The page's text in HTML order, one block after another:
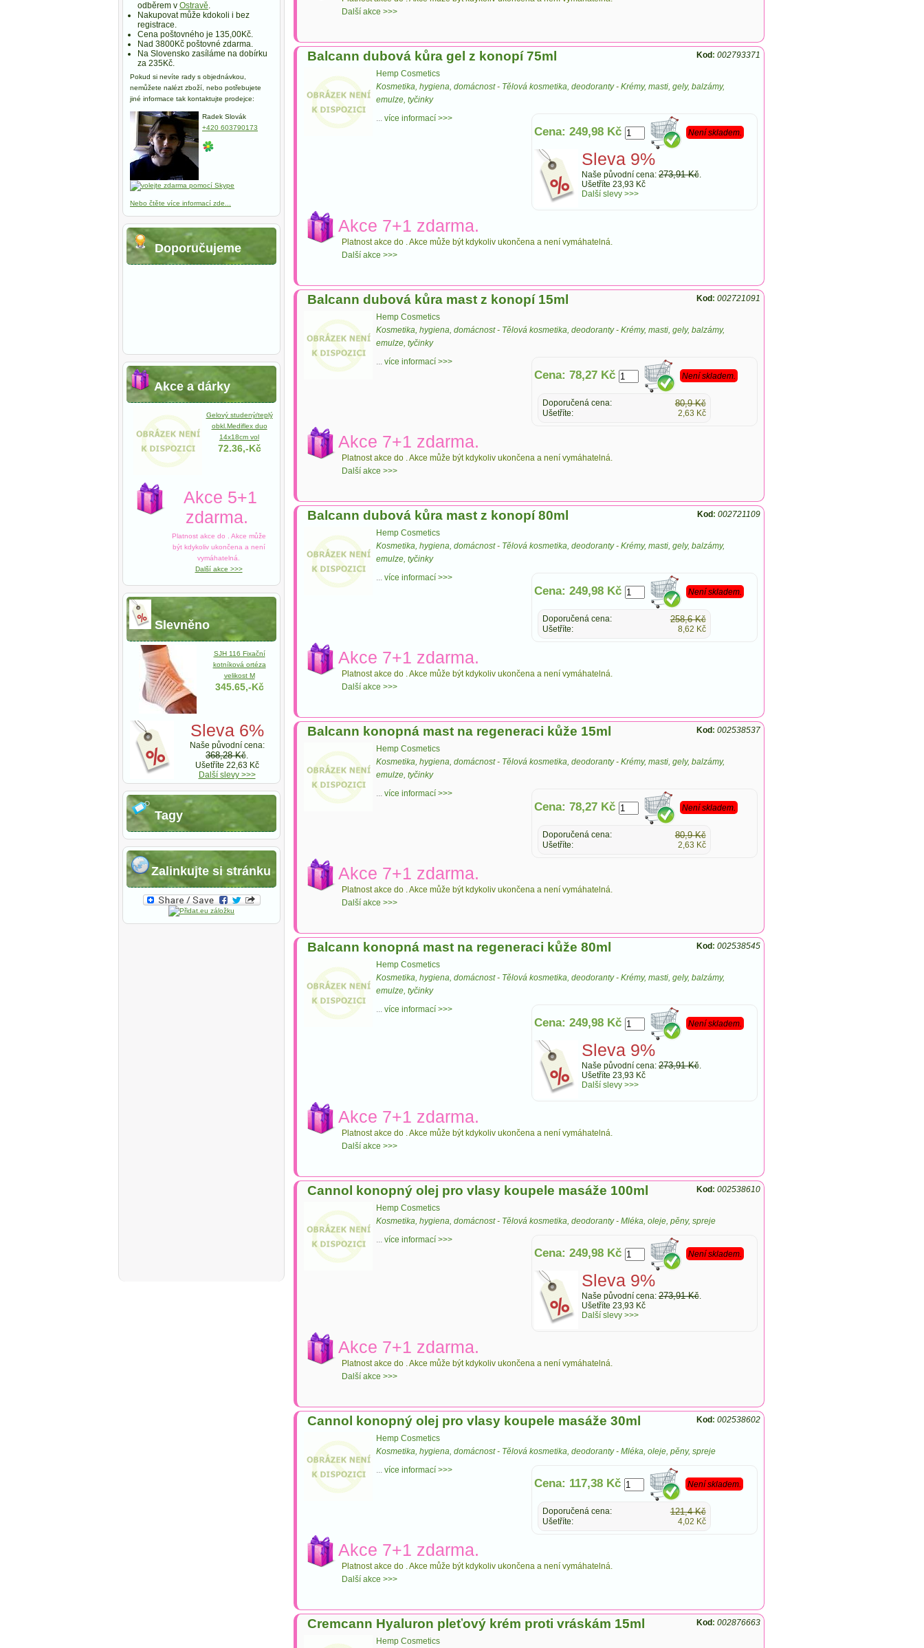
Další akce >>>
Kod : 002793371
Balcann dubová kůra gel z konopí 75ml
Hemp Cosmetics
Kosmetika, hygiena, domácnost- Tělová kosmetika, deodoranty- Krémy, masti, gely, balzámy,
emulze, tyčinky
... více informací >>>
Cena: 249,98 Kč Není skladem.
Sleva 9%
Naše původní cena:273,91 Kč.
Ušetříte 23,93 Kč
Další slevy >>>
Akce 7+1 zdarma.
Platnost akce do . Akce může být kdykoliv ukončena a není vymáhatelná.
Další akce >>>
Kod : 002721091
Balcann dubová kůra mast z konopí 15ml
Hemp Cosmetics
Kosmetika, hygiena, domácnost- Tělová kosmetika, deodoranty- Krémy, masti, gely, balzámy,
emulze, tyčinky
... více informací >>>
Cena: 78,27 Kč Není skladem.
Doporučená cena: 80,9 Kč
Ušetříte: 2,63 Kč
Akce 7+1 zdarma.
Platnost akce do . Akce může být kdykoliv ukončena a není vymáhatelná.
Další akce >>>
Kod : 002721109
Balcann dubová kůra mast z konopí 80ml
Hemp Cosmetics
Kosmetika, hygiena, domácnost- Tělová kosmetika, deodoranty- Krémy, masti, gely, balzámy,
emulze, tyčinky
... více informací >>>
Cena: 249,98 Kč Není skladem.
Doporučená cena: 258,6 Kč
Ušetříte: 8,62 Kč
Akce 7+1 zdarma.
Platnost akce do . Akce může být kdykoliv ukončena a není vymáhatelná.
Další akce >>>
Kod : 002538537
Balcann konopná mast na regeneraci kůže 15ml
Hemp Cosmetics
Kosmetika, hygiena, domácnost- Tělová kosmetika, deodoranty- Krémy, masti, gely, balzámy,
emulze, tyčinky
... více informací >>>
Cena: 78,27 Kč Není skladem.
Doporučená cena: 80,9 Kč
Ušetříte: 2,63 Kč
Akce 7+1 zdarma.
Platnost akce do . Akce může být kdykoliv ukončena a není vymáhatelná.
Další akce >>>
Kod : 002538545
Balcann konopná mast na regeneraci kůže 80ml
Hemp Cosmetics
Kosmetika, hygiena, domácnost- Tělová kosmetika, deodoranty- Krémy, masti, gely, balzámy,
emulze, tyčinky
... více informací >>>
Cena: 249,98 Kč Není skladem.
Sleva 9%
Naše původní cena:273,91 Kč.
Ušetříte 23,93 Kč
Další slevy >>>
Akce 7+1 zdarma.
Platnost akce do . Akce může být kdykoliv ukončena a není vymáhatelná.
Další akce >>>
Kod : 002538610
Cannol konopný olej pro vlasy koupele masáže 100ml
Hemp Cosmetics
Kosmetika, hygiena, domácnost- Tělová kosmetika, deodoranty- Mléka, oleje, pěny, spreje
... více informací >>>
Cena: 249,98 Kč Není skladem.
Sleva 9%
Naše původní cena:273,91 Kč.
Ušetříte 23,93 Kč
Další slevy >>>
Akce 7+1 zdarma.
Platnost akce do . Akce může být kdykoliv ukončena a není vymáhatelná.
Další akce >>>
Kod : 002538602
Cannol konopný olej pro vlasy koupele masáže 30ml
Hemp Cosmetics
Kosmetika, hygiena, domácnost- Tělová kosmetika, deodoranty- Mléka, oleje, pěny, spreje
... více informací >>>
Cena: 117,38 Kč Není skladem.
Doporučená cena: 121,4 Kč
Ušetříte: 4,02 Kč
Akce 7+1 zdarma.
Platnost akce do . Akce může být kdykoliv ukončena a není vymáhatelná.
Další akce >>>
Kod : 002876663
Cremcann Hyaluron pleťový krém proti vráskám 15ml
Hemp Cosmetics
odběrem v Ostravě.
Nakupovat může kdokoli i bez
registrace.
Cena poštovného je 135,00Kč.
Nad 3800Kč poštovné zdarma.
Na Slovensko zasíláme na dobírku
za 235Kč.
Pokud si nevíte rady s objednávkou,
nemůžete nalézt zboží, nebo potřebujete
jiné informace tak kontaktujte prodejce:
Radek Slovák
+420 603790173
Nebo čtěte více informací zde...
Doporučujeme
Akce a dárky
Gelový studený/teplý
obkl.Mediflex duo
14x18cm vol
72.36,-Kč
Akce 5+1
zdarma.
Platnost akce do
. Akce může
být kdykoliv ukončena a není
vymáhatelná.
Další akce >>>
Slevněno
SJH 116 Fixační
kotníková ortéza
velikost M
345.65,-Kč
Sleva 6%
Naše původní cena:
368,28 Kč.
Ušetříte 22,63 Kč
Další slevy >>>
Tagy
Zalinkujte si stránku